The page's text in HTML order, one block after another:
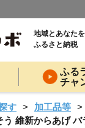
地域とあなた
ふるさと納税
ふる
チャ
す 加工品等
う 維新からあげ